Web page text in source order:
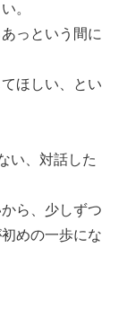
。
っという間に
ほしい、とい
い、対話した
ら、少しずつ
めの一歩にな